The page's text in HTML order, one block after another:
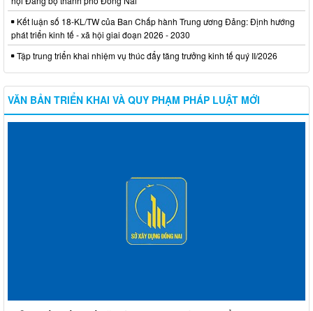
Kết luận số 18-KL/TW của Ban Chấp hành Trung ương Đảng: Định hướng
phát triển kinh tế - xã hội giai đoạn 2026 - 2030
Tập trung triển khai nhiệm vụ thúc đẩy tăng trưởng kinh tế quý II/2026
VĂN BẢN TRIỂN KHAI VÀ QUY PHẠM PHÁP LUẬT MỚI